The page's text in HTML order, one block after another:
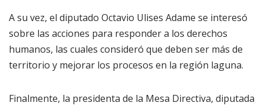
A su vez, el diputado Octavio Ulises Adame se interesó
sobre las acciones para responder a los derechos
humanos, las cuales consideró que deben ser más de
territorio y mejorar los procesos en la región laguna.
Finalmente, la presidenta de la Mesa Directiva, diputada